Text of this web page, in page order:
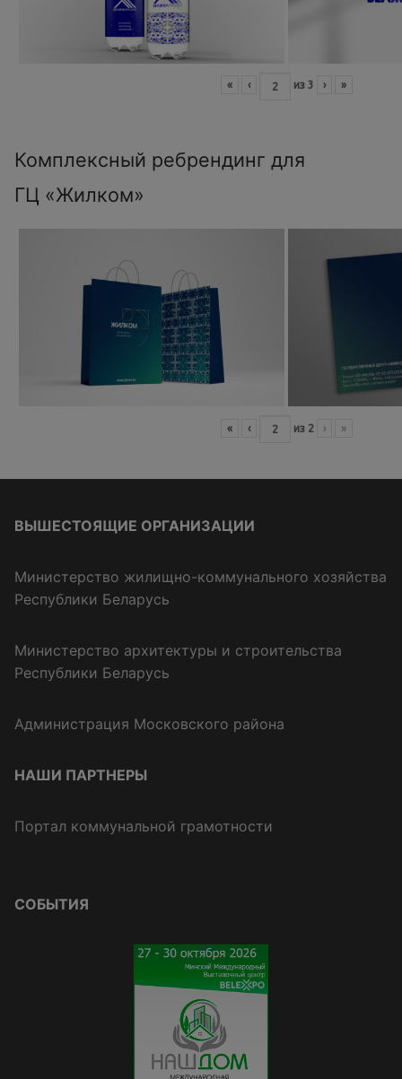
« ‹ из 3 › »
Комплексный ребрендинг для
ГЦ «Жилком»
« ‹ из 2 › »
ВЫШЕСТОЯЩИЕ ОРГАНИЗАЦИИ
Министерство жилищно-коммунального хозяйства
Республики Беларусь
Министерство архитектуры и строительства
Республики Беларусь
Администрация Московского района
НАШИ ПАРТНЕРЫ
Портал коммунальной грамотности
СОБЫТИЯ